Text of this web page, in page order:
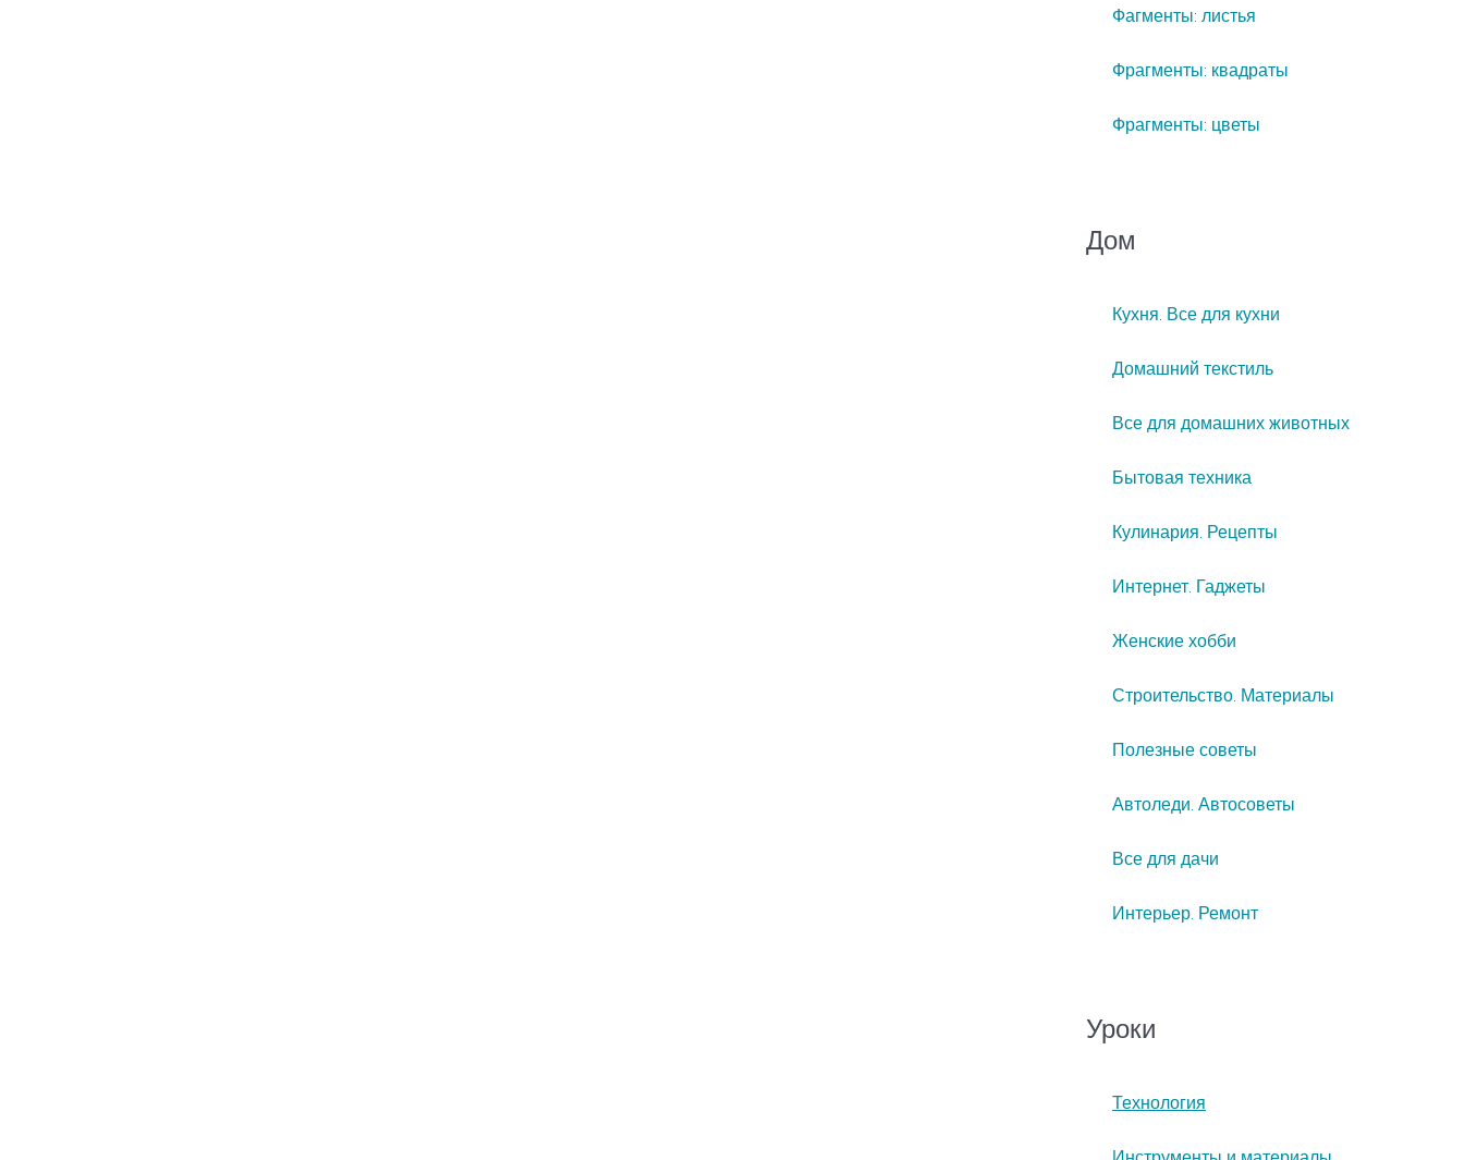
Фагменты: листья
Фрагменты: квадраты
Фрагменты: цветы
Дом
Кухня. Все для кухни
Домашний текстиль
Все для домашних животных
Бытовая техника
Кулинария. Рецепты
Интернет. Гаджеты
Женские хобби
Строительство. Материалы
Полезные советы
Автоледи. Автосоветы
Все для дачи
Интерьер. Ремонт
Уроки
Технология